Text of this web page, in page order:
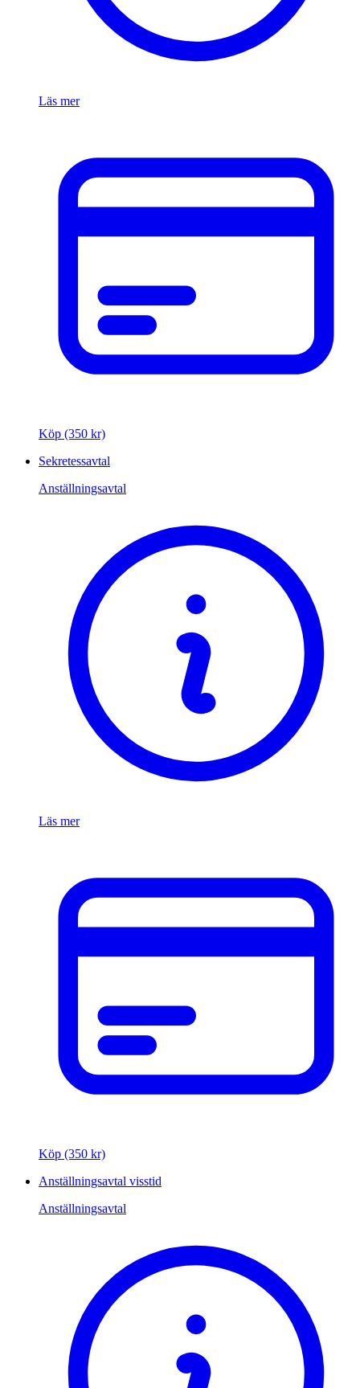
Läs mer
Köp (350 kr)
Sekretessavtal
Anställningsavtal
Läs mer
Köp (350 kr)
Anställningsavtal visstid
Anställningsavtal